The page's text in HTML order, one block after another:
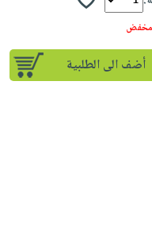
أضف الى الطلبية